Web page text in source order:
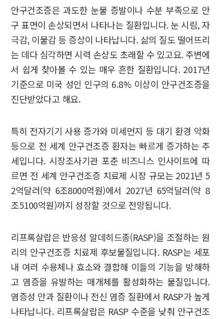
안구건조증은 과도한 눈물 증발이나 수분 부족으로 안
구 표면이 손상되면서 나타나는 질환입니다. 눈 시림, 자
극감, 이물감 등 증상이 나타납니다. 삶의 질도 떨어뜨리
는 데다 심각하면 시력 손상도 초래할 수 있고요. 주변에
서 쉽게 찾아볼 수 있는 매우 흔한 질환입니다. 2017년
기준으로 미국 성인 인구의 6.8% 이상이 안구건조증을
진단받았다고 해요.
특히 전자기기 사용 증가와 미세먼지 등 대기 환경 악화
등으로 전 세계 안구건조증 환자는 빠르게 증가하는 추
세입니다. 시장조사기관 포춘 비즈니스 인사이트에 따
르면 전 세계 안구건조증 치료제 시장 규모는 2021년 5
2억달러(약 6조8000억원)에서 2027년 65억달러(약 8
조5100억원)까지 성장할 것으로 전망됩니다.
리프록살랍은 반응성 알데히드종(RASP)을 조절하는 원
리의 안구건조증 치료제 후보물질입니다. RASP는 세포
내 여러 수용체나 효소와 결합해 이들의 기능을 방해하
고 염증을 유발하는 매개체를 활성화하는 물질입니다.
염증성 안과 질환이나 전신 염증 질환에서 RASP가 높게
나타납니다. 리프록살랍은 RASP 수준을 낮춰 안구건조